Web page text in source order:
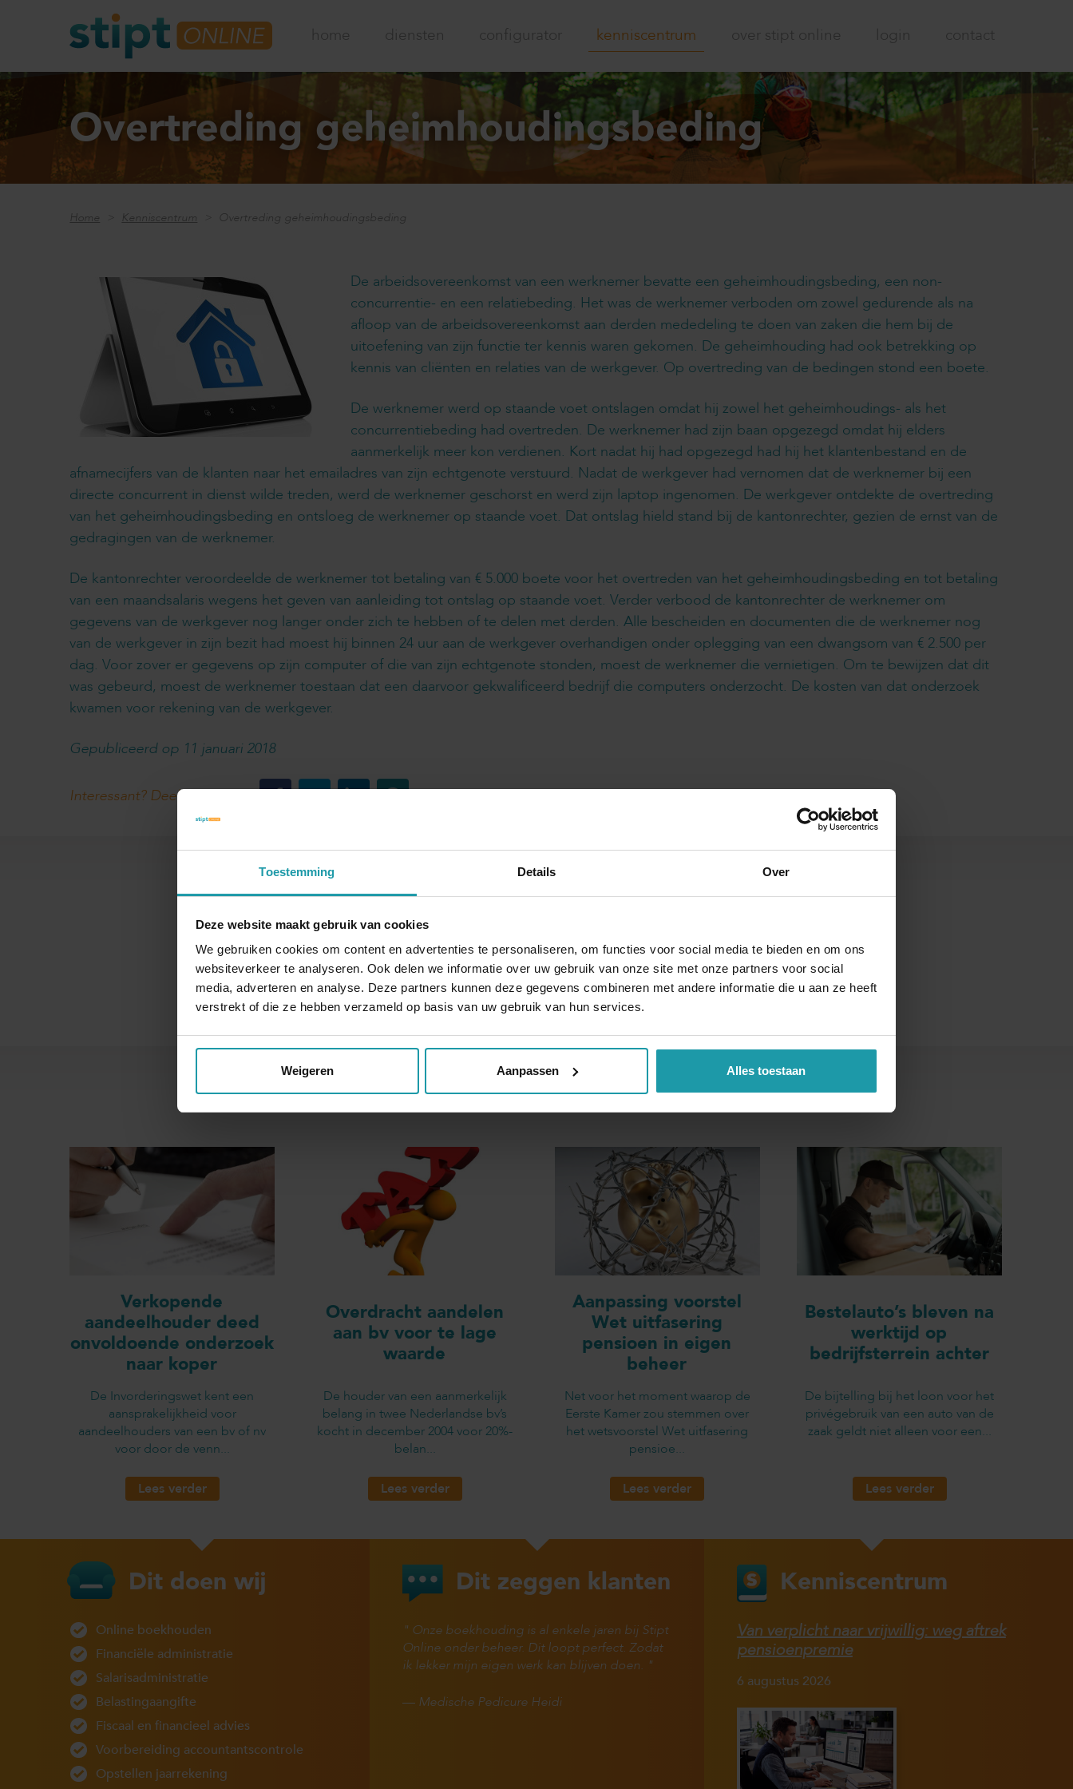
Toestemming Details Over
Deze website maakt gebruik van cookies
We gebruiken cookies om content en advertenties te personaliseren, om functies voor social media te bieden en om ons
websiteverkeer te analyseren. Ook delen we informatie over uw gebruik van onze site met onze partners voor social
media, adverteren en analyse. Deze partners kunnen deze gegevens combineren met andere informatie die u aan ze heeft
verstrekt of die ze hebben verzameld op basis van uw gebruik van hun services.
Weigeren Aanpassen Alles toestaan
home diensten configurator kenniscentrum over stipt online login contact
Overtreding geheimhoudingsbeding
Home Kenniscentrum Overtreding geheimhoudingsbeding
De arbeidsovereenkomst van een werknemer bevatte een geheimhoudingsbeding, een non-
concurrentie- en een relatiebeding. Het was de werknemer verboden om zowel gedurende als na
afloop van de arbeidsovereenkomst aan derden mededeling te doen van zaken die hem bij de
uitoefening van zijn functie ter kennis waren gekomen. De geheimhouding had ook betrekking op
kennis van cliënten en relaties van de werkgever. Op overtreding van de bedingen stond een boete.
De werknemer werd op staande voet ontslagen omdat hij zowel het geheimhoudings- als het
concurrentiebeding had overtreden. De werknemer had zijn baan opgezegd omdat hij elders
aanmerkelijk meer kon verdienen. Kort nadat hij had opgezegd had hij het klantenbestand en de
afnamecijfers van de klanten naar het emailadres van zijn echtgenote verstuurd. Nadat de werkgever had vernomen dat de werknemer bij een
directe concurrent in dienst wilde treden, werd de werknemer geschorst en werd zijn laptop ingenomen. De werkgever ontdekte de overtreding
van het geheimhoudingsbeding en ontsloeg de werknemer op staande voet. Dat ontslag hield stand bij de kantonrechter, gezien de ernst van de
gedragingen van de werknemer.
De kantonrechter veroordeelde de werknemer tot betaling van € 5.000 boete voor het overtreden van het geheimhoudingsbeding en tot betaling
van een maandsalaris wegens het geven van aanleiding tot ontslag op staande voet. Verder verbood de kantonrechter de werknemer om
gegevens van de werkgever nog langer onder zich te hebben of te delen met derden. Alle bescheiden en documenten die de werknemer nog
van de werkgever in zijn bezit had moest hij binnen 24 uur aan de werkgever overhandigen onder oplegging van een dwangsom van € 2.500 per
dag. Voor zover er gegevens op zijn computer of die van zijn echtgenote stonden, moest de werknemer die vernietigen. Om te bewijzen dat dit
was gebeurd, moest de werknemer toestaan dat een daarvoor gekwalificeerd bedrijf die computers onderzocht. De kosten van dat onderzoek
kwamen voor rekening van de werkgever.
Gepubliceerd op 11 januari 2018
Interessant? Deel dit artikel
Naam* E-mail adres*
Andere interessante artikelen
Verkopende
aandeelhouder deed
onvoldoende onderzoek
naar koper
De Invorderingswet kent een
aansprakelijkheid voor
aandeelhouders van een bv of nv
voor door de venn...
Lees verder
Overdracht aandelen
aan bv voor te lage
waarde
De houder van een aanmerkelijk
belang in twee Nederlandse bv’s
kocht in december 2004 voor 20%-
belan...
Lees verder
Aanpassing voorstel
Wet uitfasering
pensioen in eigen
beheer
Net voor het moment waarop de
Eerste Kamer zou stemmen over
het wetsvoorstel Wet uitfasering
pensioe...
Lees verder
Bestelauto’s bleven na
werktijd op
bedrijfsterrein achter
De bijtelling bij het loon voor het
privégebruik van een auto van de
zaak geldt niet alleen voor een...
Lees verder
Dit doen wij
Online boekhouden
Financiële administratie
Salarisadministratie
Belastingaangifte
Fiscaal en financieel advies
Voorbereiding accountantscontrole
Opstellen jaarrekening
Dit zeggen klanten
Onze boekhouding is al enkele jaren bij Stipt
Online onder beheer. Dit loopt perfect. Zodat
ik lekker mijn eigen werk kan blijven doen.
— Medische Pedicure Heidi
Kenniscentrum
Van verplicht naar vrijwillig: weg aftrek
pensioenpremie
6 augustus 2026